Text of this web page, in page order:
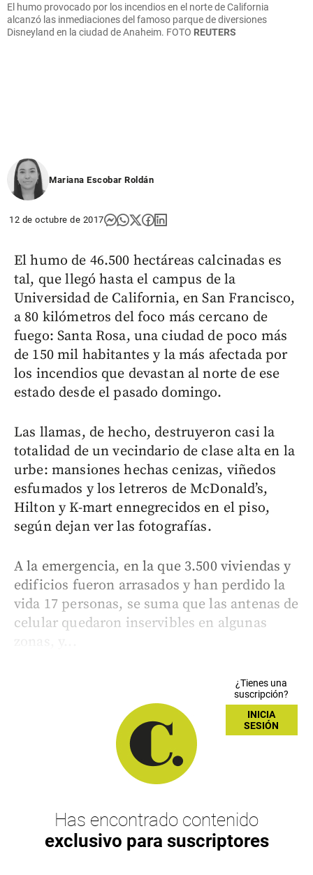
El humo provocado por los incendios en el norte de California
alcanzó las inmediaciones del famoso parque de diversiones
Disneyland en la ciudad de Anaheim. FOTO REUTERS
Mariana Escobar Roldán
12 de octubre de 2017
El humo de 46.500 hectáreas calcinadas es
tal, que llegó hasta el campus de la
Universidad de California, en San Francisco,
a 80 kilómetros del foco más cercano de
fuego: Santa Rosa, una ciudad de poco más
de 150 mil habitantes y la más afectada por
los incendios que devastan al norte de ese
estado desde el pasado domingo.
Las llamas, de hecho, destruyeron casi la
totalidad de un vecindario de clase alta en la
urbe: mansiones hechas cenizas, viñedos
esfumados y los letreros de McDonald’s,
Hilton y K-mart ennegrecidos en el piso,
según dejan ver las fotografías.
A la emergencia, en la que 3.500 viviendas y
edificios fueron arrasados y han perdido la
vida 17 personas, se suma que las antenas de
celular quedaron inservibles en algunas
¿Tienes una
suscripción?
INICIA
SESIÓN
Has encontrado contenido
exclusivo para suscriptores